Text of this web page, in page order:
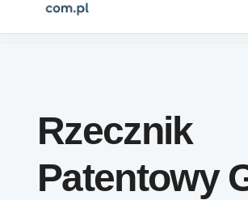
Rzecznik
Patentowy